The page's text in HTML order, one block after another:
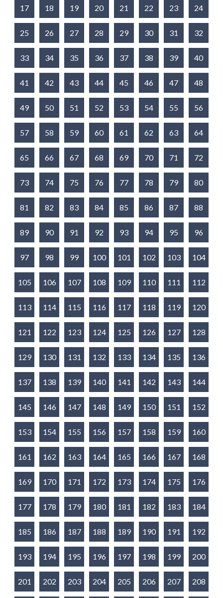
17 18 19 20 21 22 23 24
25 26 27 28 29 30 31 32
33 34 35 36 37 38 39 40
41 42 43 44 45 46 47 48
49 50 51 52 53 54 55 56
57 58 59 60 61 62 63 64
65 66 67 68 69 70 71 72
73 74 75 76 77 78 79 80
81 82 83 84 85 86 87 88
89 90 91 92 93 94 95 96
97 98 99 100 101 102 103 104
105 106 107 108 109 110 111 112
113 114 115 116 117 118 119 120
121 122 123 124 125 126 127 128
129 130 131 132 133 134 135 136
137 138 139 140 141 142 143 144
145 146 147 148 149 150 151 152
153 154 155 156 157 158 159 160
161 162 163 164 165 166 167 168
169 170 171 172 173 174 175 176
177 178 179 180 181 182 183 184
185 186 187 188 189 190 191 192
193 194 195 196 197 198 199 200
201 202 203 204 205 206 207 208